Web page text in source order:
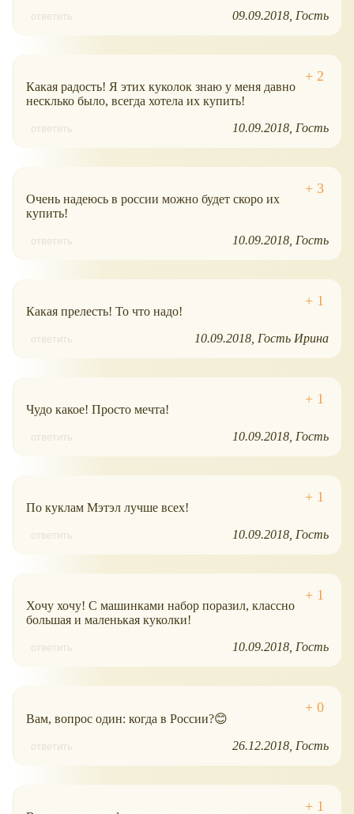
ответить 09.09.2018 Гость
Какая радость! Я этих куколок знаю у меня давно
несклько было, всегда хотела их купить!
ответить 10.09.2018 Гость
Очень надеюсь в россии можно будет скоро их
купить!
ответить 10.09.2018 Гость
Какая прелесть! То что надо!
ответить 10.09.2018 Гость Ирина
Чудо какое! Просто мечта!
ответить 10.09.2018 Гость
По куклам Мэтэл лучше всех!
ответить 10.09.2018 Гость
Хочу хочу! С машинками набор поразил, классно
большая и маленькая куколки!
ответить 10.09.2018 Гость
Вам, вопрос один: когда в России?😊
ответить 26.12.2018 Гость